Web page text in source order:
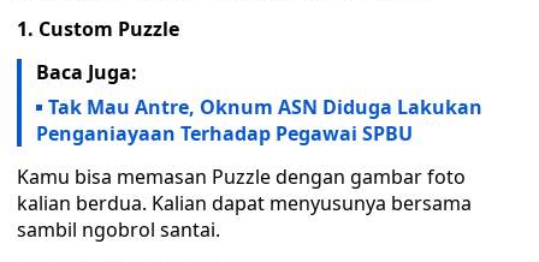
1. Custom Puzzle
Baca Juga:
Tak Mau Antre, Oknum ASN Diduga Lakukan
Penganiayaan Terhadap Pegawai SPBU
Kamu bisa memasan Puzzle dengan gambar foto
kalian berdua. Kalian dapat menyusunya bersama
sambil ngobrol santai.